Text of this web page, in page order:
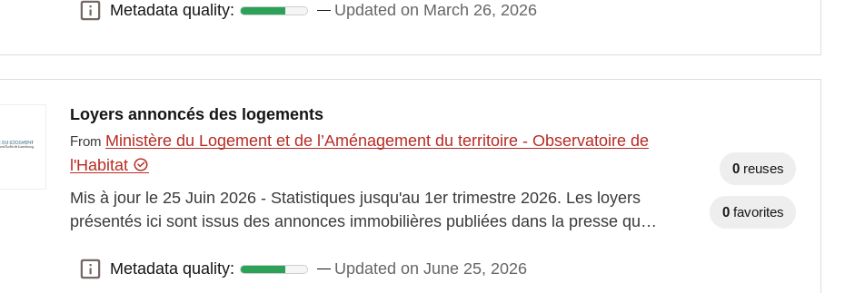
Metadata quality:
Metadata quality: Updated on March 26, 2026
Loyers annoncés des logements
From Ministère du Logement et de l’Aménagement du territoire - Observatoire de
l'Habitat
Mis à jour le 25 Juin 2026 - Statistiques jusqu'au 1er trimestre 2026. Les loyers
présentés ici sont issus des annonces immobilières publiées dans la presse qu…
Metadata quality:
Metadata quality: Updated on June 25, 2026
0 reuses
0 favorites